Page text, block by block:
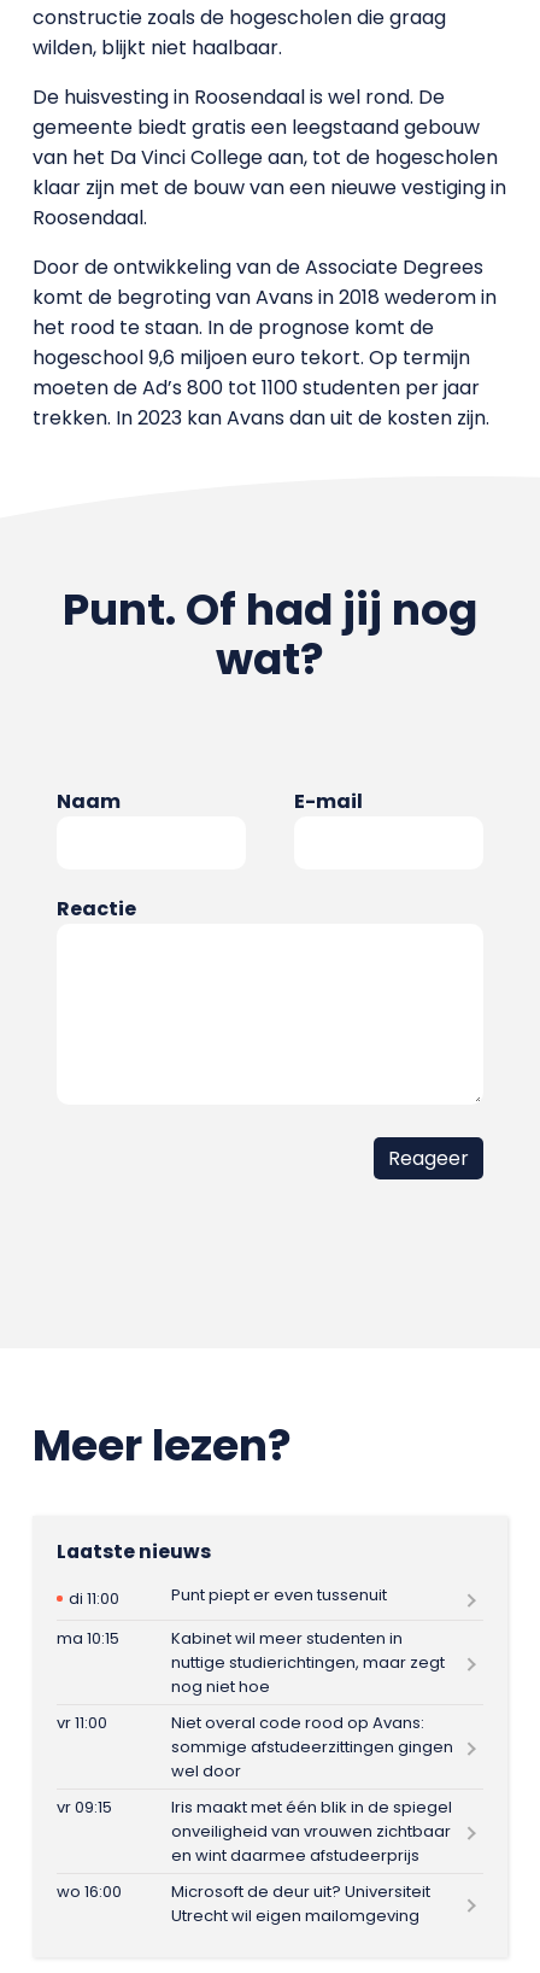
constructie zoals de hogescholen die graag
wilden, blijkt niet haalbaar.
De huisvesting in Roosendaal is wel rond. De
gemeente biedt gratis een leegstaand gebouw
van het Da Vinci College aan, tot de hogescholen
klaar zijn met de bouw van een nieuwe vestiging in
Roosendaal.
Door de ontwikkeling van de Associate Degrees
komt de begroting van Avans in 2018 wederom in
het rood te staan. In de prognose komt de
hogeschool 9,6 miljoen euro tekort. Op termijn
moeten de Ad’s 800 tot 1100 studenten per jaar
trekken. In 2023 kan Avans dan uit de kosten zijn.
Punt. Of had jij nog
wat?
Naam E-mail
Reactie
Meer lezen?
Laatste nieuws
di 11:00
Punt piept er even tussenuit
ma 10:15
Kabinet wil meer studenten in
nuttige studierichtingen, maar zegt
nog niet hoe
vr 11:00
Niet overal code rood op Avans:
sommige afstudeerzittingen gingen
wel door
vr 09:15
Iris maakt met één blik in de spiegel
onveiligheid van vrouwen zichtbaar
en wint daarmee afstudeerprijs
wo 16:00
Microsoft de deur uit? Universiteit
Utrecht wil eigen mailomgeving